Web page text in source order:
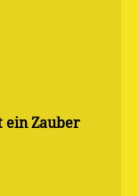
ein Zauber